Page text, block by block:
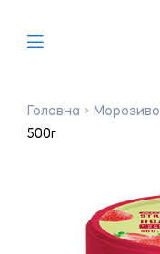
Головна Морозиво
500г